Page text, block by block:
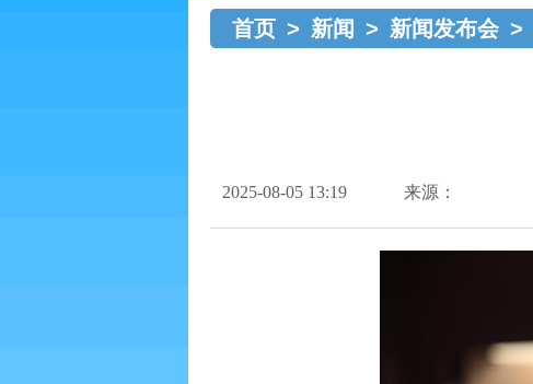
首页 > 新闻 > 新闻发布会 >
2025-08-05 13:19 来源：